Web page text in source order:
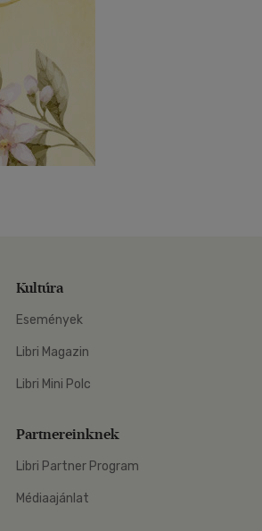
Kultúra
Események
Libri Magazin
Libri Mini Polc
Partnereinknek
Libri Partner Program
Médiaajánlat